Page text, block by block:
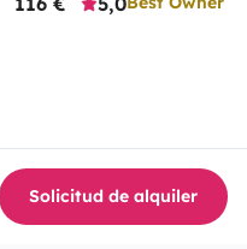
Solicitud de alquiler